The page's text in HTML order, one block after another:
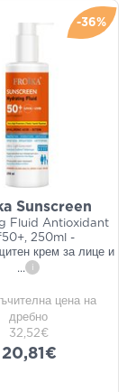
-36%
Sunscreen
Fluid Antioxidant
250ml -
крем за лице и
...
i
цена на
дребно
32,52€
20,81€